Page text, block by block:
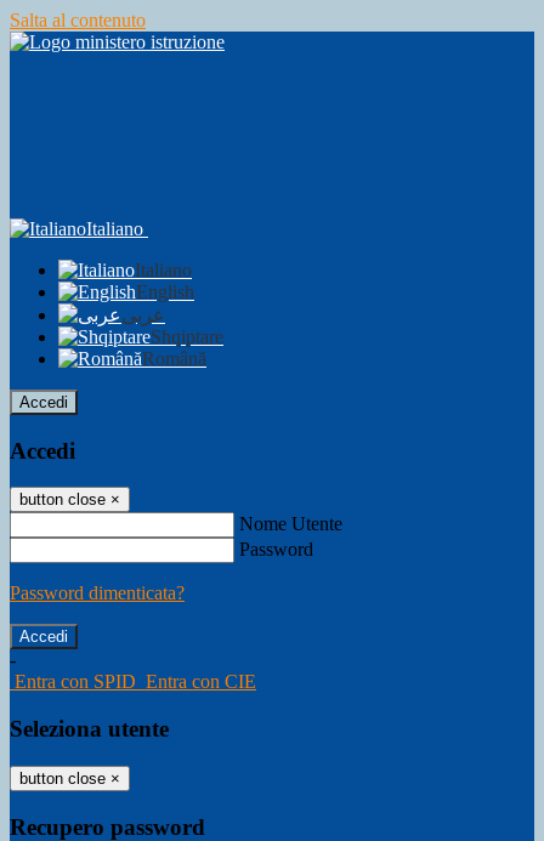
Salta al contenuto
Italiano
Italiano
English
عربى
Shqiptare
Română
Accedi
Accedi
button close ×
Nome Utente
Password
Password dimenticata?
-
Entra con SPID Entra con CIE
Seleziona utente
button close ×
Recupero password